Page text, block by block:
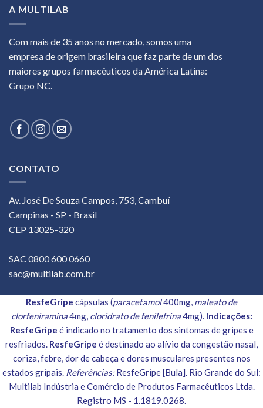
A MULTILAB
Com mais de 35 anos no mercado, somos uma
empresa de origem brasileira que faz parte de um dos
maiores grupos farmacêuticos da América Latina:
Grupo NC.
CONTATO
Av. José De Souza Campos, 753, Cambuí
Campinas - SP - Brasil
CEP 13025-320
SAC 0800 600 0660
sac@multilab.com.br
ResfeGripe cápsulas (paracetamol400mg, maleato de
clorfeniramina4mg, cloridrato de fenilefrina4mg). Indicações:
ResfeGripe é indicado no tratamento dos sintomas de gripes e
resfriados. ResfeGripe é destinado ao alívio da congestão nasal,
coriza, febre, dor de cabeça e dores musculares presentes nos
estados gripais. Referências:ResfeGripe [Bula]. Rio Grande do Sul:
Multilab Indústria e Comércio de Produtos Farmacêuticos Ltda.
Registro MS - 1.1819.0268.